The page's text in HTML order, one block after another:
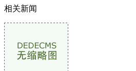
相关新闻